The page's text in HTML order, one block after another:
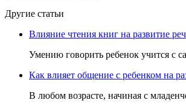
Другие статьи
Влияние чтения книг на развитие
Умению говорить ребенок учится с
Как влияет общение с ребенком на
В любом возрасте, начиная с